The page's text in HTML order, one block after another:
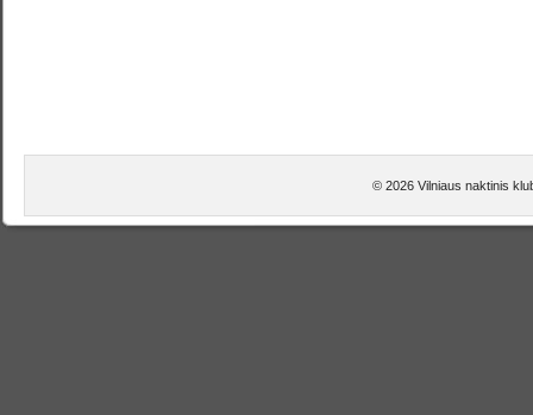
© 2026 Vilniaus naktinis